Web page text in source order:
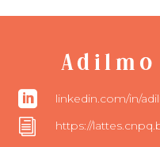
 linkedin.com/in/
i https://